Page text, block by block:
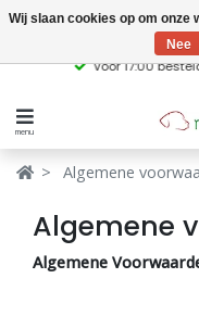
Voor 17:00 besteld, in 2
Verbergen
Hondenvoer
Verbergen
Waar ben je naar
Algemene
Algemene
Algemene
Wij slaan cookies op om onze
Nee